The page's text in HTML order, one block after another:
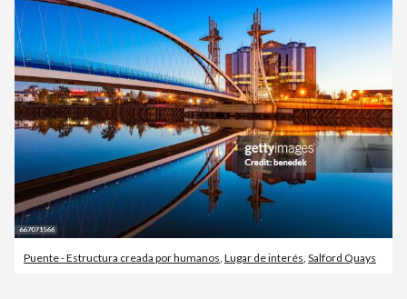
Puente - Estructura creada por humanos, Lugar de interés, Salford Quays